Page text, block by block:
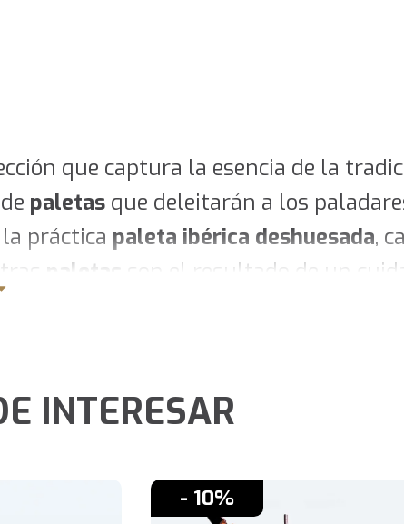
que captura la esencia de la
paletas que deleitarán a los
práctica paleta ibérica deshuesada ,
paletas
son el resultado de un
calidad superior que refleja la rica
inigualable y una textura suave que se
única, la
paleta de bellota 100%
INTERESAR
- 10%